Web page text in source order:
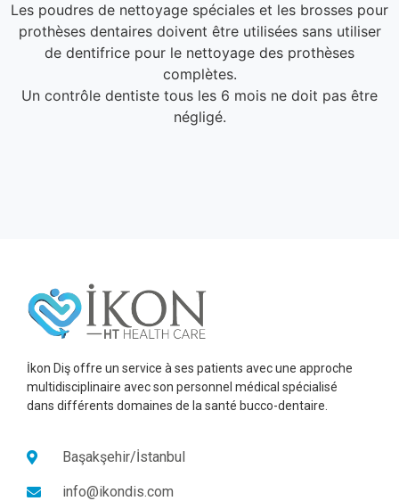
Les poudres de nettoyage spéciales et les brosses pour
prothèses dentaires doivent être utilisées sans utiliser
de dentifrice pour le nettoyage des prothèses
complètes.
Un contrôle dentiste tous les 6 mois ne doit pas être
négligé.
İkon Diş offre un service à ses patients avec une approche
multidisciplinaire avec son personnel médical spécialisé
dans différents domaines de la santé bucco-dentaire.
Başakşehir/İstanbul
info@ikondis.com